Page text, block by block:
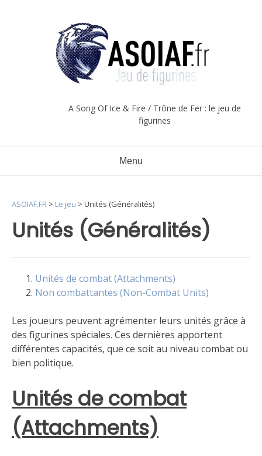
A Song Of Ice & Fire / Trône de Fer : le jeu de
figurines
Menu
Unités (Généralités)
ASOIAF.FR > Le jeu > Unités (Généralités)
Unités de combat (Attachments)
Non combattantes (Non-Combat Units)
Les joueurs peuvent agrémenter leurs unités grâce à
des figurines spéciales. Ces dernières apportent
différentes capacités, que ce soit au niveau combat ou
bien politique.
Unités de combat
(Attachments)